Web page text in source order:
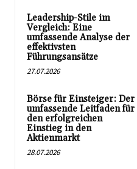
Leadership-Stile im
Vergleich: Eine
umfassende Analyse der
effektivsten
Führungsansätze
27.07.2026
Börse für Einsteiger: Der
umfassende Leitfaden für
den erfolgreichen
Einstieg in den
Aktienmarkt
28.07.2026